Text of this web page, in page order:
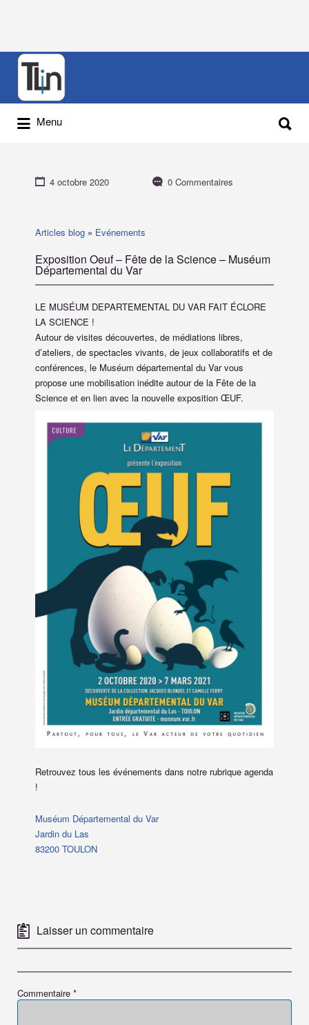
Rechercher
Menu
4 octobre 2020 0 Commentaires
Articles blog » Evénements
Exposition Oeuf – Fête de la Science – Muséum
Départemental du Var
LE MUSÉUM DEPARTEMENTAL DU VAR FAIT ÉCLORE
LA SCIENCE !
Autour de visites découvertes, de médiations libres,
d’ateliers, de spectacles vivants, de jeux collaboratifs et de
conférences, le Muséum départemental du Var vous
propose une mobilisation inédite autour de la Fête de la
Science et en lien avec la nouvelle exposition ŒUF.
Retrouvez tous les événements dans notre rubrique agenda
!
Muséum Départemental du Var
Jardin du Las
83200 TOULON
Laisser un commentaire
Commentaire *